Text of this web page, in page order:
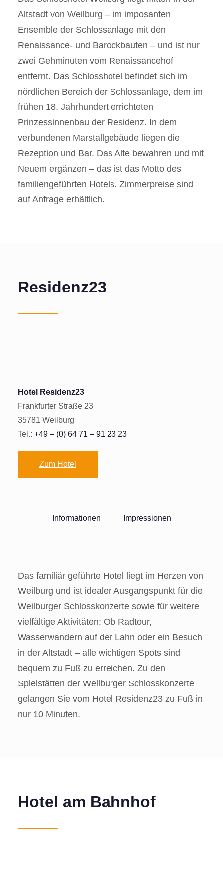
Altstadt von Weilburg – im imposanten
Ensemble der Schlossanlage mit den
Renaissance- und Barockbauten – und ist nur
zwei Gehminuten vom Renaissancehof
entfernt. Das Schlosshotel befindet sich im
nördlichen Bereich der Schlossanlage, dem im
frühen 18. Jahrhundert errichteten
Prinzessinnenbau der Residenz. In dem
verbundenen Marstallgebäude liegen die
Rezeption und Bar. Das Alte bewahren und mit
Neuem ergänzen – das ist das Motto des
familiengeführten Hotels. Zimmerpreise sind
auf Anfrage erhältlich.
Residenz23
Hotel Residenz23
Frankfurter Straße 23
35781 Weilburg
Tel.: +49 – (0) 64 71 – 91 23 23
Zum Hotel
Informationen Impressionen
Das familiär geführte Hotel liegt im Herzen von
Weilburg und ist idealer Ausgangspunkt für die
Weilburger Schlosskonzerte sowie für weitere
vielfältige Aktivitäten: Ob Radtour,
Wasserwandern auf der Lahn oder ein Besuch
in der Altstadt – alle wichtigen Spots sind
bequem zu Fuß zu erreichen. Zu den
Spielstätten der Weilburger Schlosskonzerte
gelangen Sie vom Hotel Residenz23 zu Fuß in
nur 10 Minuten.
Hotel am Bahnhof